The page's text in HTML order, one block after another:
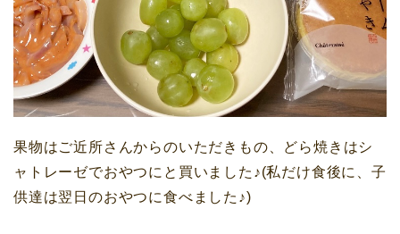
果物はご近所さんからのいただきもの、どら焼きはシ
ャトレーゼでおやつにと買いました♪(私だけ食後に、子
供達は翌日のおやつに食べました♪)